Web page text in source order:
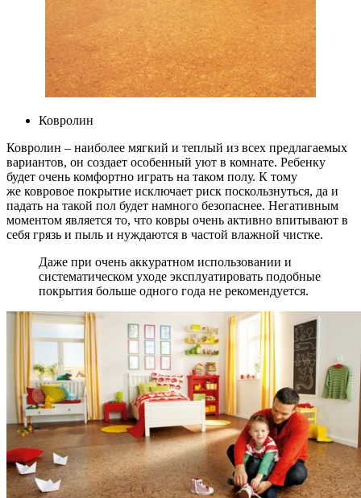
Ковролин
Ковролин – наиболее мягкий и теплый из всех предлагаемых
вариантов, он создает особенный уют в комнате. Ребенку
будет очень комфортно играть на таком полу. К тому
же ковровое покрытие исключает риск поскользнуться, да и
падать на такой пол будет намного безопаснее. Негативным
моментом является то, что ковры очень активно впитывают в
себя грязь и пыль и нуждаются в частой влажной чистке.
Даже при очень аккуратном использовании и
систематическом уходе эксплуатировать подобные
покрытия больше одного года не рекомендуется.